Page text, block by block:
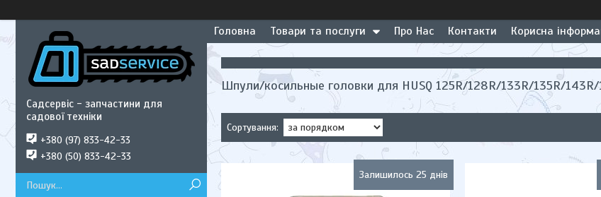
Головна Товари та послуги Про Нас Контакти Корисна
Шпули/косильные головки для HUSQ 125R/128R/133R/135R/
Залишилось 25 днів
Садсервіс - запчастини для
садової техніки
+380 (97) 833-42-33
+380 (50) 833-42-33